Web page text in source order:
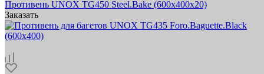
Противень UNOX TG450 Steel.Bake (600x400x20)
Заказать